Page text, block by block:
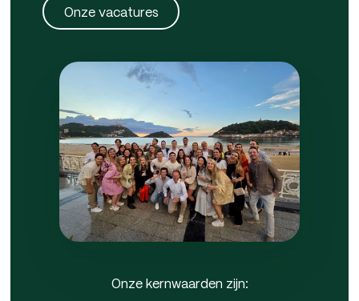
Onze vacatures
Onze kernwaarden zijn: